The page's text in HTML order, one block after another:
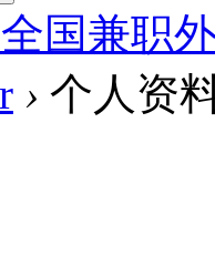
国兼职
› 个人资